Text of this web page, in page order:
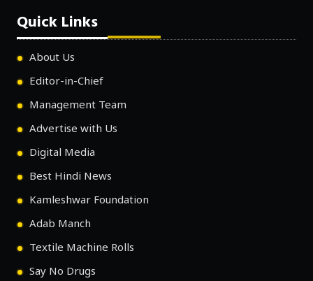
Quick Links
About Us
Editor-in-Chief
Management Team
Advertise with Us
Digital Media
Best Hindi News
Kamleshwar Foundation
Adab Manch
Textile Machine Rolls
Say No Drugs